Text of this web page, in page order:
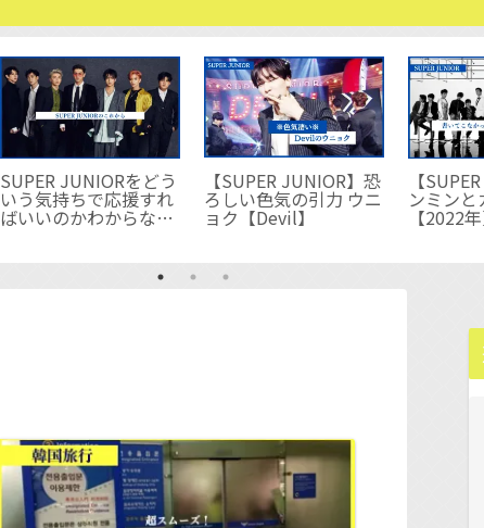
SUPER JUNIORをどう
いう気持ちで応援すれ
ばいいのかわからなく
【SUPER JUNIOR】恐
ろしい色気の引力 ウニ
ョク【Devil】
【
ンミン
【2022年